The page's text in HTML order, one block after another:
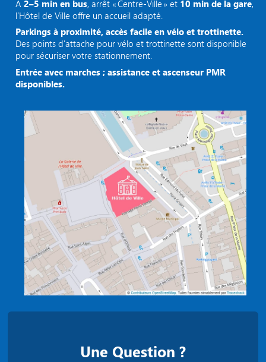
À2–5 min en bus, arrêt « Centre‑Ville » et 10 min de la gare,
l’Hôtel de Ville offre un accueil adapté.
Parkings à proximité, accès facile en vélo et trottinette.
Des points d'attache pour vélo et trottinette sont disponible
pour sécuriser votre stationnement.
Entrée avec marches ; assistance et ascenseur PMR
disponibles.
Une Question ?